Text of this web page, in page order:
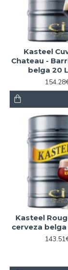
Kasteel
Chateau -
belga 20
Kasteel
cerveza